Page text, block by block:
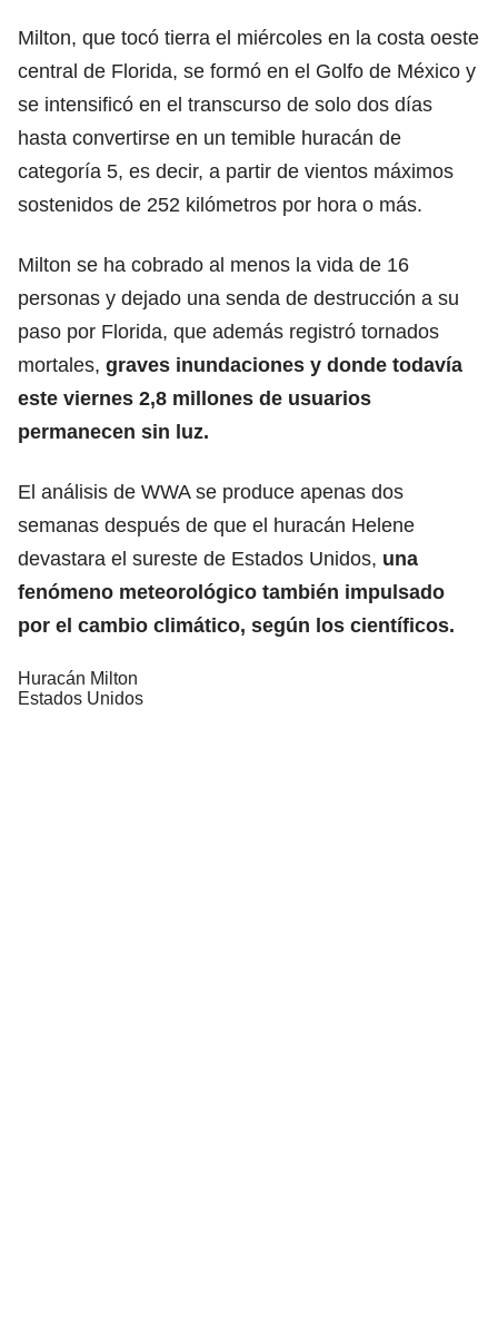
Milton, que tocó tierra el miércoles en la costa oeste
central de Florida, se formó en el Golfo de México y
se intensificó en el transcurso de solo dos días
hasta convertirse en un temible huracán de
categoría 5, es decir, a partir de vientos máximos
sostenidos de 252 kilómetros por hora o más.
Milton se ha cobrado al menos la vida de 16
personas y dejado una senda de destrucción a su
paso por Florida, que además registró tornados
mortales, graves inundaciones y donde todavía
este viernes 2,8 millones de usuarios
permanecen sin luz.
El análisis de WWA se produce apenas dos
semanas después de que el huracán Helene
devastara el sureste de Estados Unidos, una
fenómeno meteorológico también impulsado
por el cambio climático, según los científicos.
Huracán Milton
Estados Unidos